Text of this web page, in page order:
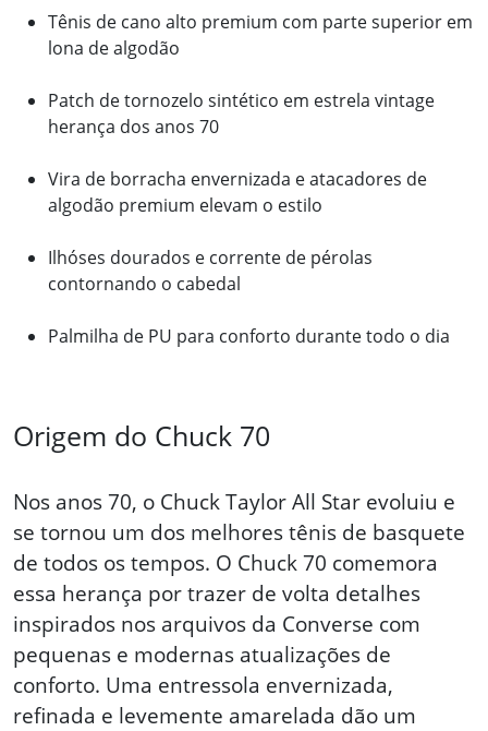
Tênis de cano alto premium com parte superior em
lona de algodão
Patch de tornozelo sintético em estrela vintage
herança dos anos 70
Vira de borracha envernizada e atacadores de
algodão premium elevam o estilo
Ilhóses dourados e corrente de pérolas
contornando o cabedal
Palmilha de PU para conforto durante todo o dia
Origem do Chuck 70
Nos anos 70, o Chuck Taylor All Star evoluiu e
se tornou um dos melhores tênis de basquete
de todos os tempos. O Chuck 70 comemora
essa herança por trazer de volta detalhes
inspirados nos arquivos da Converse com
pequenas e modernas atualizações de
conforto. Uma entressola envernizada,
refinada e levemente amarelada dão um